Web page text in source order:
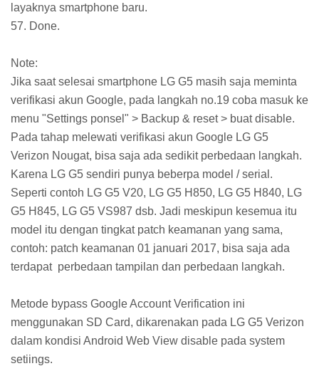
layaknya smartphone baru.
57. Done.
Note:
Jika saat selesai smartphone LG G5 masih saja meminta
verifikasi akun Google, pada langkah no.19 coba masuk ke
menu "Settings ponsel" > Backup & reset > buat disable.
Pada tahap melewati verifikasi akun Google LG G5
Verizon Nougat, bisa saja ada sedikit perbedaan langkah.
Karena LG G5 sendiri punya beberpa model / serial.
Seperti contoh LG G5 V20, LG G5 H850, LG G5 H840, LG
G5 H845, LG G5 VS987 dsb. Jadi meskipun kesemua itu
model itu dengan tingkat patch keamanan yang sama,
contoh: patch keamanan 01 januari 2017, bisa saja ada
terdapat perbedaan tampilan dan perbedaan langkah.
Metode bypass Google Account Verification ini
menggunakan SD Card, dikarenakan pada LG G5 Verizon
dalam kondisi Android Web View disable pada system
setiings.